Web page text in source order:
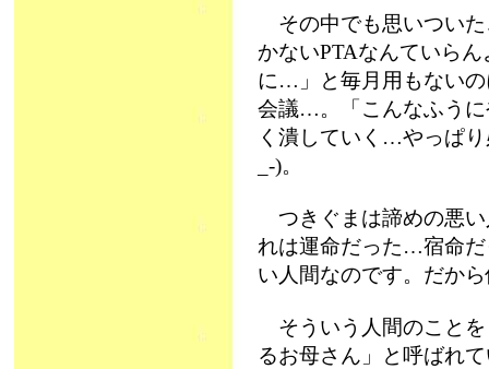
その中でも思いついた
かないPTAなんていら
に…」と毎月用もない
会議…。「こんなふうに
く潰していく…やっぱ
_-)。
つきぐまは諦めの悪い
れは運命だった…宿命
い人間なのです。だか
そういう人間のことを
るお母さん」と呼ばれ